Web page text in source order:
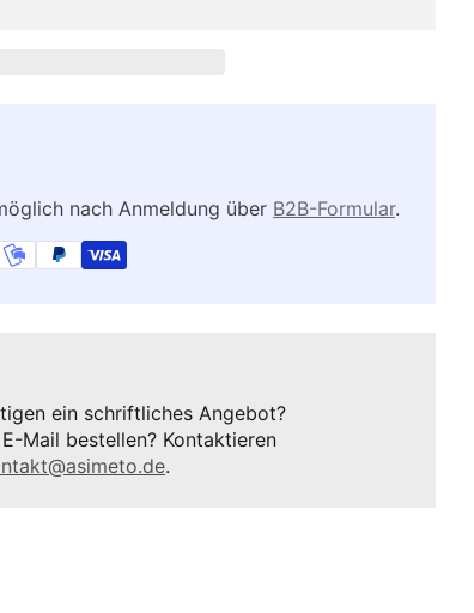
nach Anmeldung über B2B-Formular.
ein schriftliches Angebot?
Mail bestellen? Kontaktieren
.